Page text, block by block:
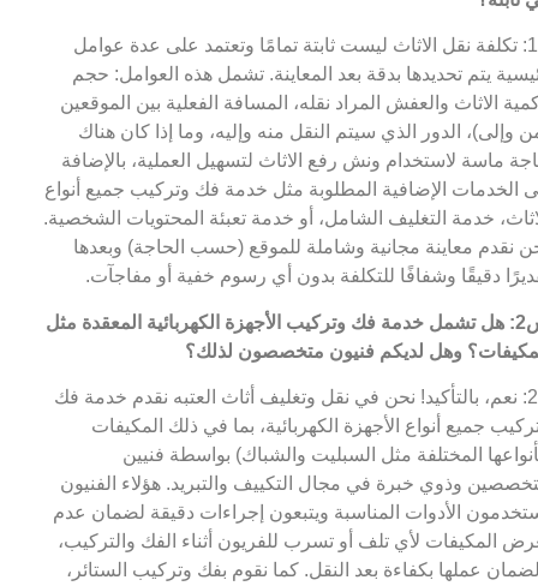
ج1: تكلفة نقل الاثاث ليست ثابتة تمامًا وتعتمد على عدة عوامل
يتم تحديدها بدقة بعد المعاينة. تشمل هذه العوامل: حجم
الاثاث والعفش المراد نقله، المسافة الفعلية بين الموقعين
وإلى)، الدور الذي سيتم النقل منه وإليه، وما إذا كان هناك
ماسة لاستخدام ونش رفع الاثاث لتسهيل العملية، بالإضافة
الخدمات الإضافية المطلوبة مثل خدمة فك وتركيب جميع أنواع
خدمة التغليف الشامل، أو خدمة تعبئة المحتويات الشخصية.
نقدم معاينة مجانية وشاملة للموقع (حسب الحاجة) وبعدها
دقيقًا وشفافًا للتكلفة بدون أي رسوم خفية أو مفاجآت.
س2: هل تشمل خدمة فك وتركيب الأجهزة الكهربائية المعقدة مثل
وهل لديكم فنيون متخصصون لذلك؟
ج2: نعم، بالتأكيد! نحن في نقل وتغليف أثاث العتبه نقدم خدمة فك
جميع أنواع الأجهزة الكهربائية، بما في ذلك المكيفات
المختلفة مثل السبليت والشباك) بواسطة فنيين
وذوي خبرة في مجال التكييف والتبريد. هؤلاء الفنيون
الأدوات المناسبة ويتبعون إجراءات دقيقة لضمان عدم
المكيفات لأي تلف أو تسرب للفريون أثناء الفك والتركيب،
عملها بكفاءة بعد النقل. كما نقوم بفك وتركيب الستائر،